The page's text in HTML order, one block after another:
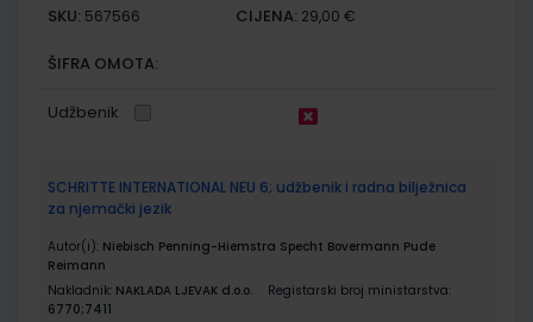
SKU: 567566 CIJENA: 29,00 €
ŠIFRA OMOTA:
Udžbenik
SCHRITTE INTERNATIONAL NEU 6; udžbenik i radna bilježnica
za njemački jezik
Autor(i): Niebisch Penning-Hiemstra Specht Bovermann Pude
Reimann
Nakladnik: NAKLADA LJEVAK d.o.o.
Registarski broj ministarstva:
6770;7411